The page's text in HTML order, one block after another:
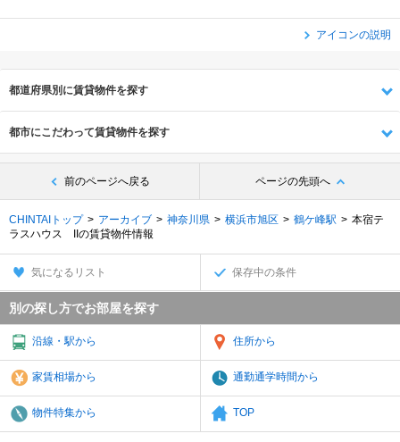
アイコンの説明
都道府県別に賃貸物件を探す
都市にこだわって賃貸物件を探す
前のページへ戻る ページの先頭へ
CHINTAIトップ アーカイブ 神奈川県 横浜市旭区 鶴ケ峰駅
本宿テ
ラスハウス IIの賃貸物件情報
気になるリスト 保存中の条件
別の探し方でお部屋を探す
沿線・駅から 住所から
家賃相場から 通勤通学時間から
物件特集から TOP